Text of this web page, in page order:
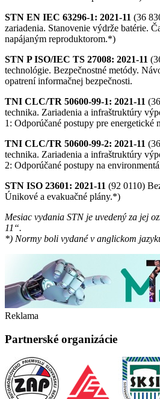
STN EN IEC 63296-1: 2021-11 (36
zariadenia. Stanovenie výdrže batérie.
napájaným reproduktorom.*)
STN P ISO/IEC TS 27008: 2021-11
technológie. Bezpečnostné metódy.
opatrení informačnej bezpečnosti.
TNI CLC/TR 50600-99-1: 2021-11
technika. Zariadenia a infraštruktúry
1: Odporúčané postupy pre energetické
TNI CLC/TR 50600-99-2: 2021-11
technika. Zariadenia a infraštruktúry
2: Odporúčané postupy na
STN ISO 23601: 2021-11 (92 0110)
Únikové a evakuačné plány.*)
Mesiac vydania STN je uvedený za jej
11“.
*) Normy boli vydané v anglickom
Reklama
Partnerské organizácie